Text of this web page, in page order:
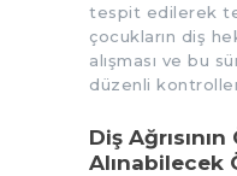
tespit edilerek
çocukların diş
alışması ve bu
düzenli
Diş
Alınabilecek